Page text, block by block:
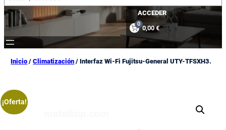
s
a
ACCEDER
0 0,00 €
Inicio /Climatización / Interfaz Wi-Fi Fujitsu-General UTY-TFSXH3.
¡Oferta!